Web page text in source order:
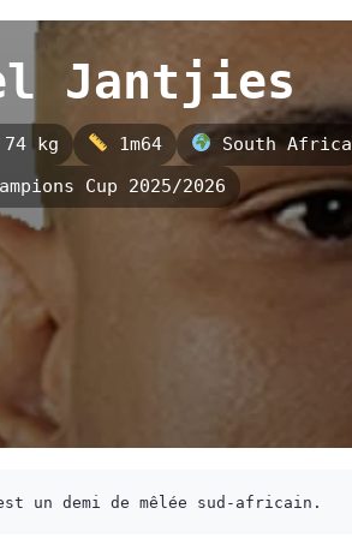
Jantjies
74 kg 1m64 South Africa
Cup 2025/2026
un demi de mêlée sud-africain.